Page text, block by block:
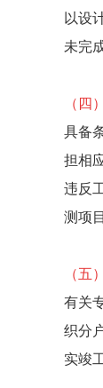
以设
未完
（四
具备
担相
违反
测项
（五）
有关
织分
实竣